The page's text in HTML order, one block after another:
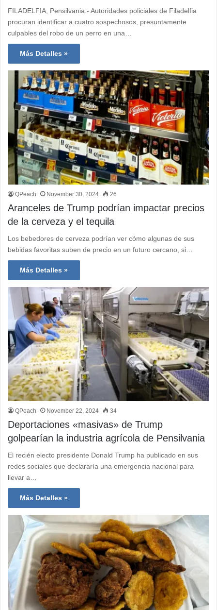
FILADELFIA, Pensilvania.- Autoridades policiales de Filadelfia
procuran identificar a cuatro sospechosos, presuntamente
culpables del robo de un perro en una…
Más Detalles »
QPeach November 30, 2024 26
Aranceles de Trump podrían impactar precios
de la cerveza y el tequila
Los bebedores de cerveza podrían ver cómo algunas de sus
bebidas favoritas suben de precio en un futuro cercano, si…
Más Detalles »
QPeach November 22, 2024 34
Deportaciones «masivas» de Trump
golpearían la industria agrícola de Pensilvania
El recién electo presidente Donald Trump ha publicado en sus
redes sociales que declararía una emergencia nacional para
llevar a…
Más Detalles »